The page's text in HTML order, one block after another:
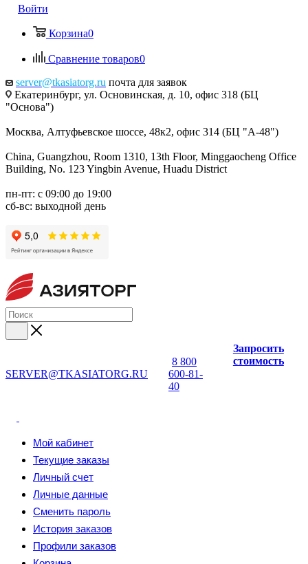
Войти
Корзина0
Сравнение товаров0
server@tkasiatorg.ru почта для заявок
Екатеринбург, ул. Основинская, д. 10, офис 318 (БЦ
"Основа")
Москва, Алтуфьевское шоссе, 48к2, офис 314 (БЦ "А-48")
China, Guangzhou, Room 1310, 13th Floor, Minggaocheng Office
Building, No. 123 Yingbin Avenue, Huadu District
пн-пт: с 09:00 до 19:00
сб-вс: выходной день
SERVER@TKASIATORG.RU
8 800
600-81-
40
Запросить
стоимость
Мой кабинет
Текущие заказы
Личный счет
Личные данные
Сменить пароль
История заказов
Профили заказов